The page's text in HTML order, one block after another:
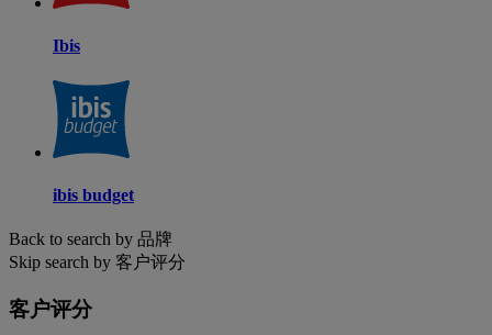
Ibis
ibis budget
Back to search by 品牌
Skip search by 客户评分
客户评分